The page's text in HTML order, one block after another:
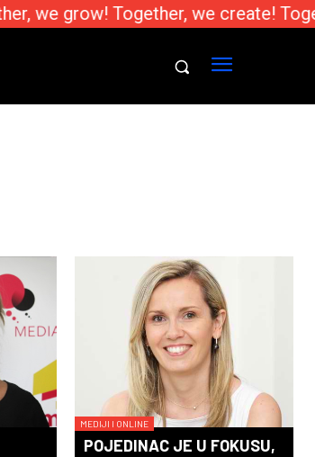
we grow! Together, we create!
MEDIJI I ONLINE
POJEDINAC JE U FOKUSU,